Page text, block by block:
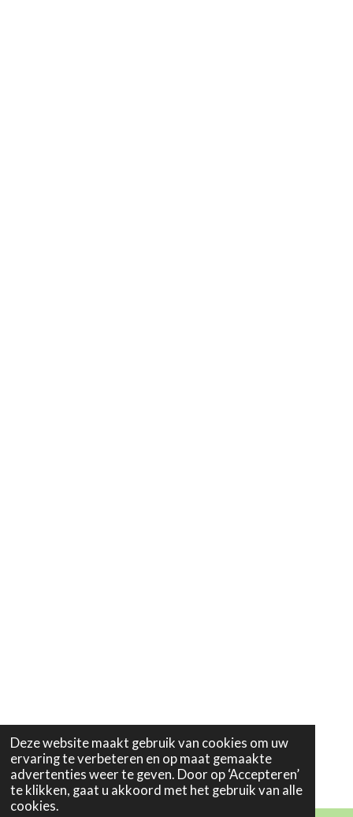
Deze website maakt gebruik van cookies om uw
ervaring te verbeteren en op maat gemaakte
advertenties weer te geven. Door op ‘Accepteren’
te klikken, gaat u akkoord met het gebruik van alle
cookies.